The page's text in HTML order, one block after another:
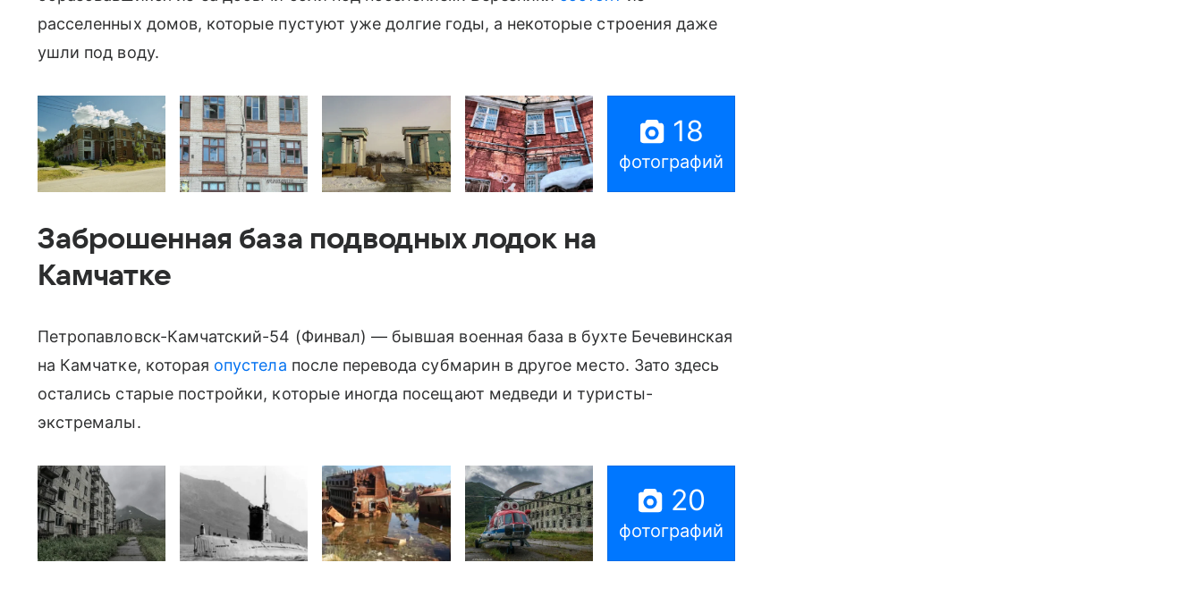
расселенных домов, которые пустуют уже долгие годы, а некоторые строения даже
ушли под воду.
18
фотографий
Заброшенная база подводных лодок на
Камчатке
Петропавловск-Камчатский-54 (Финвал) — бывшая военная база в бухте Бечевинская
на Камчатке, которая опустела после перевода субмарин в другое место. Зато здесь
остались старые постройки, которые иногда посещают медведи и туристы-
экстремалы.
20
фотографий